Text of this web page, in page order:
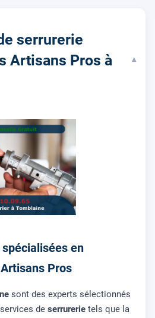
serrurerie
Artisans Pros à
▾
en
Pros
sont des experts sélectionnés
de serrurerie tels que la